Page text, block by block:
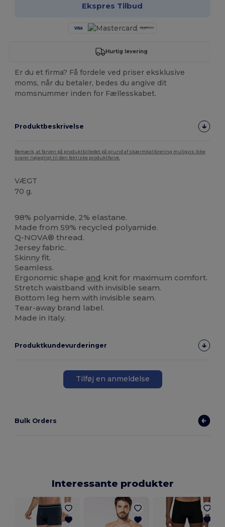
Ekspres Tilbud
Hurtig levering
Er du et firma? Få fordele ved priser eksklusive
moms, når du betaler, bedes du angive dit
momsnummer inden for Fællesskabet.
Produktbeskrivelse
Bemærk, at farven på produktbilledet på grund af skærmkalibrering muligvis ikke
svarer nøjagtigt til den faktiske produktfarve.
VÆGT
70 g.
98% polyamide, 2% elastane.
Made from 59% recycled polyamide.
Q-NOVA® thread.
Jersey fabric.
Skinny fit.
Seamless.
Ergonomic shape and knit for maximum comfort.
Stretch waistband with invisible seam.
Bottom leg hem with invisible seam.
Tear-away brand label.
Made in Italy.
Produktkundevurderinger
Tilføj en anmeldelse
Bulk Orders
Interessante produkter